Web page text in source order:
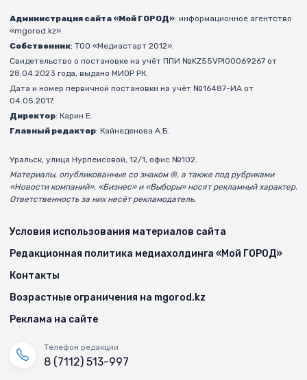
Администрация сайта «Мой ГОРОД»: информационное агентство
«mgorod.kz».
Собственник: ТОО «Медиастарт 2012».
Свидетельство о постановке на учёт ППИ №KZ55VPI00069267 от
28.04.2023 года, выдано МИОР РК.
Дата и номер первичной постановки на учёт №16487-ИА от
04.05.2017.
Директор: Карин Е.
Главный редактор: Кайнеденова А.Б.
Уральск, улица Нурпеисовой, 12/1, офис №102.
Материалы, опубликованные со знаком ®, а также под рубриками
«Новости компаний», «Бизнес» и «Выборы» носят рекламный характер.
Ответственность за них несёт рекламодатель.
Условия использования материалов сайта
Редакционная политика медиахолдинга «Мой ГОРОД»
Контакты
Возрастные ограничения на mgorod.kz
Реклама на сайте
Телефон редакции
8 (7112) 513-997